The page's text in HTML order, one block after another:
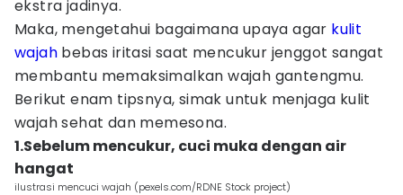
ekstra jadinya.
Maka, mengetahui bagaimana upaya agar kulit
wajah bebas iritasi saat mencukur jenggot sangat
membantu memaksimalkan wajah gantengmu.
Berikut enam tipsnya, simak untuk menjaga kulit
wajah sehat dan memesona.
1.Sebelum mencukur, cuci muka dengan air
hangat
ilustrasi mencuci wajah (pexels.com/RDNE Stock project)